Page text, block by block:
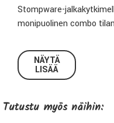
Stompware-
monipuolinen combo
Teho: 50w
Lähtöliitännät: 1 x
Tuloliitännät: 1 x
Säätimet: Gain,
NÄYTÄ
LISÄÄ
Tutustu myös näihin: